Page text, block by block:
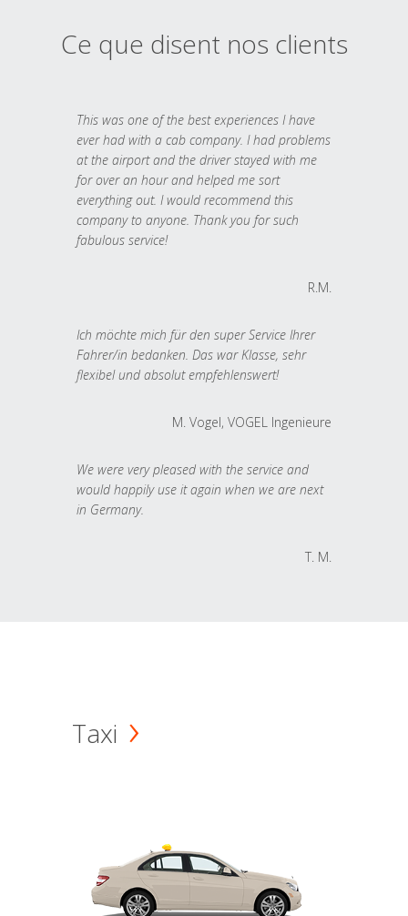
Ce que disent nos clients
This was one of the best experiences I have
ever had with a cab company. I had problems
at the airport and the driver stayed with me
for over an hour and helped me sort
everything out. I would recommend this
company to anyone. Thank you for such
fabulous service!
R.M.
Ich möchte mich für den super Service Ihrer
Fahrer/in bedanken. Das war Klasse, sehr
flexibel und absolut empfehlenswert!
M. Vogel, VOGEL Ingenieure
We were very pleased with the service and
would happily use it again when we are next
in Germany.
T. M.
Taxi